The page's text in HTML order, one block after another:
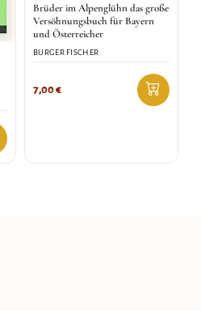
Brüder im Alpenglühn das große
Versöhnungsbuch für Bayern
und Österreicher
BURGER FISCHER
7,00€